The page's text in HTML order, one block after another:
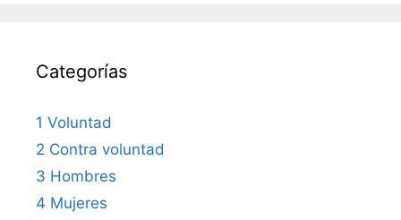
Categorías
1 Voluntad
2 Contra voluntad
3 Hombres
4 Mujeres